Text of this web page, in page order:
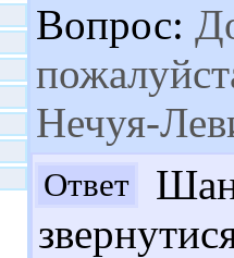
Вопрос:
Нечуя-
Ответ